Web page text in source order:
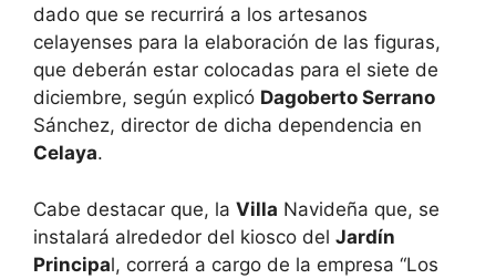
dado que se recurrirá a los artesanos
celayenses para la elaboración de las figuras,
que deberán estar colocadas para el siete de
diciembre, según explicó Dagoberto Serrano
Sánchez, director de dicha dependencia en
Celaya.
Cabe destacar que, la Villa Navideña que, se
instalará alrededor del kiosco del Jardín
Principal, correrá a cargo de la empresa “Los